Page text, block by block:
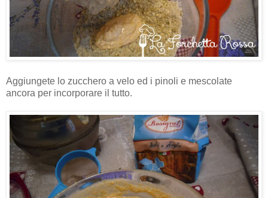
Aggiungete lo zucchero a velo ed i pinoli e mescolate
ancora per incorporare il tutto.